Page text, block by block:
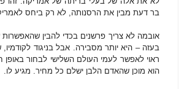
בר דעת מבין את הרסנותה, לא רק ביחס
אובמה לא צריך פרשנים בכדי להבין
בעזה – היא יותר מסבירה. אבל בניגוד
ראוי לאפשר לעמי העולם השלישי לבחור באופן
הוא מוכן שהאדם הלבן ישלם כל מחיר. מגיע לו.